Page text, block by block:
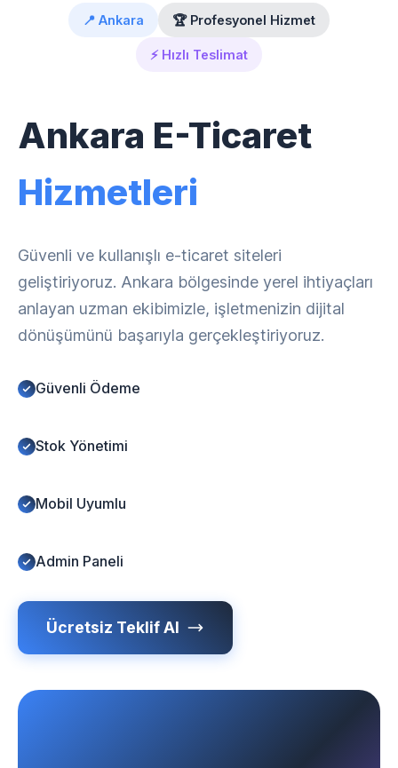
📍 Ankara 🏆 Profesyonel Hizmet
⚡ Hızlı Teslimat
Ankara E-Ticaret
Hizmetleri
Güvenli ve kullanışlı e-ticaret siteleri
geliştiriyoruz. Ankara bölgesinde yerel ihtiyaçları
anlayan uzman ekibimizle, işletmenizin dijital
dönüşümünü başarıyla gerçekleştiriyoruz.
Güvenli Ödeme
Stok Yönetimi
Mobil Uyumlu
Admin Paneli
Ücretsiz Teklif Al